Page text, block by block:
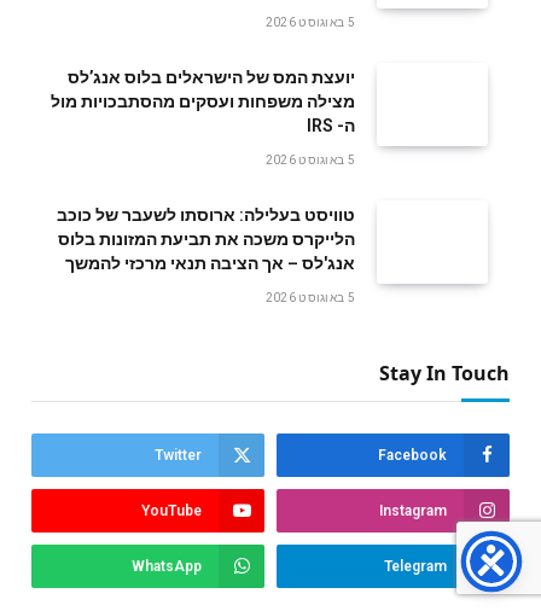
5 באוגוסט 2026
‬ה- IRS
5 באוגוסט 2026
טוויסט בעלילה: ארוסתו לשעבר של כוכב
הלייקרס משכה את תביעת המזונות בלוס
אנג'לס – אך הציבה תנאי מרכזי להמשך
5 באוגוסט 2026
Stay In Touch
Facebook
Twitter
Instagram
YouTube
Telegram
WhatsApp